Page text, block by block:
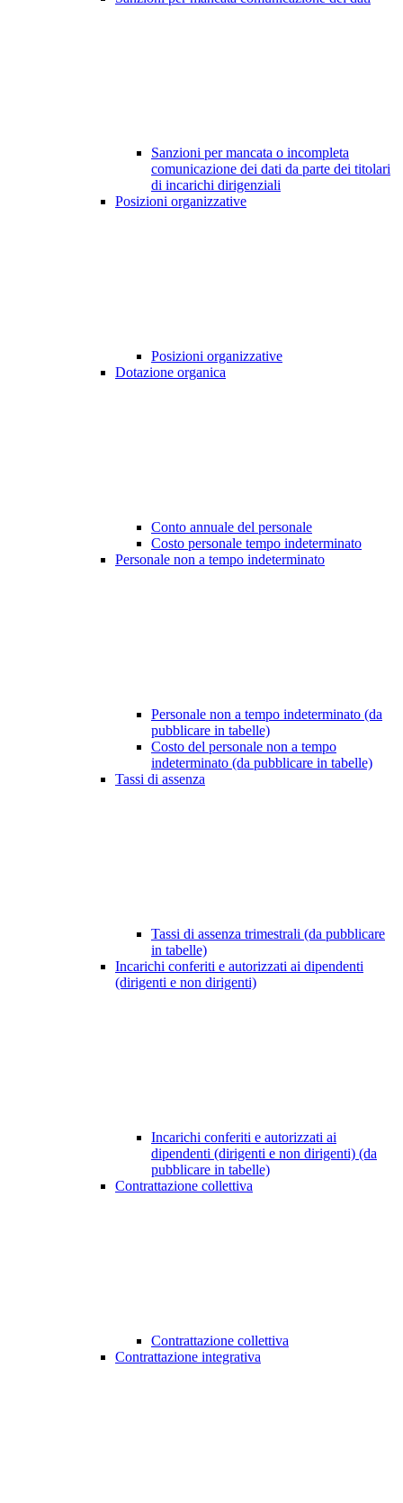
Sanzioni per mancata o incompleta
comunicazione dei dati da parte dei titolari
di incarichi dirigenziali
Posizioni organizzative
Posizioni organizzative
Dotazione organica
Conto annuale del personale
Costo personale tempo indeterminato
Personale non a tempo indeterminato
Personale non a tempo indeterminato (da
pubblicare in tabelle)
Costo del personale non a tempo
indeterminato (da pubblicare in tabelle)
Tassi di assenza
Tassi di assenza trimestrali (da pubblicare
in tabelle)
Incarichi conferiti e autorizzati ai dipendenti
(dirigenti e non dirigenti)
Incarichi conferiti e autorizzati ai
dipendenti (dirigenti e non dirigenti) (da
pubblicare in tabelle)
Contrattazione collettiva
Contrattazione collettiva
Contrattazione integrativa